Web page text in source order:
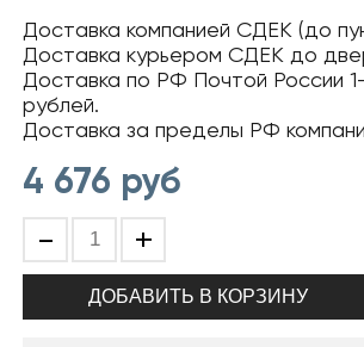
Доставка компанией СДЕК (до
Доставка курьером СДЕК до
Доставка по РФ Почтой России
рублей.
Доставка за пределы РФ
4 676 руб
- +